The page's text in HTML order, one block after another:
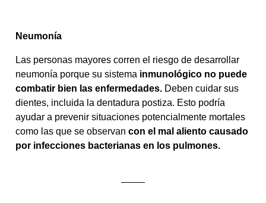
Neumonía
Las personas mayores corren el riesgo de desarrollar
neumonía porque su sistema inmunológico no puede
combatir bien las enfermedades. Deben cuidar sus
dientes, incluida la dentadura postiza. Esto podría
ayudar a prevenir situaciones potencialmente mortales
como las que se observan con el mal aliento causado
por infecciones bacterianas en los pulmones.